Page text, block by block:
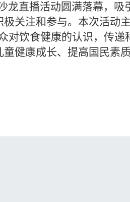
龙直播活动圆满落幕，吸
关注和参与。本次活动
对饮食健康的认识，传递
童健康成长、提高国民素质